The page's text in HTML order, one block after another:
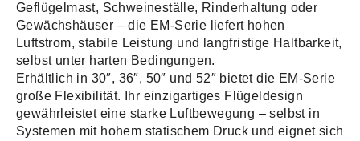
Geflügelmast, Schweineställe, Rinderhaltung oder
Gewächshäuser – die EM-Serie liefert hohen
Luftstrom, stabile Leistung und langfristige Haltbarkeit,
selbst unter harten Bedingungen.
Erhältlich in 30″, 36″, 50″ und 52″ bietet die EM-Serie
große Flexibilität. Ihr einzigartiges Flügeldesign
gewährleistet eine starke Luftbewegung – selbst in
Systemen mit hohem statischem Druck und eignet sich